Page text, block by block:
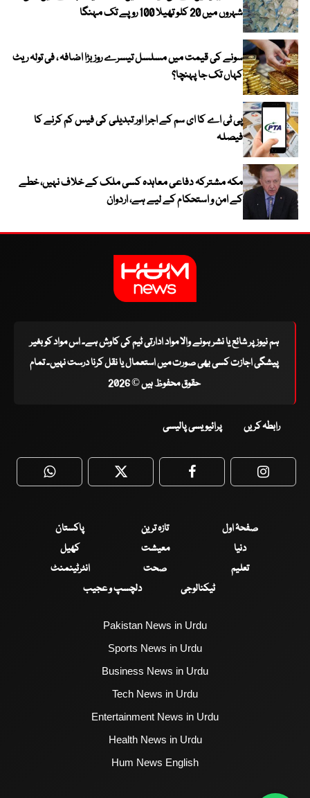
شہروں میں 20 کلو تھیلا 100 روپے تک مہنگا
سونے کی قیمت میں مسلسل تیسرے روز بڑا اضافہ ، فی تولہ ریٹ
کہاں تک جا پہنچا؟
پی ٹی اے کا ای سم کے اجرا اور تبدیلی کی فیس کم کرنے کا
فیصلہ
مکہ مشترکہ دفاعی معاہدہ کسی ملک کے خلاف نہیں، خطے
کے امن و استحکام کے لیے ہے، اردوان
ہم نیوز پر شائع یا نشر ہونے والا مواد ادارتی ٹیم کی کاوش ہے۔ اس مواد کو بغیر
پیشگی اجازت کسی بھی صورت میں استعمال یا نقل کرنا درست نہیں۔ تمام
حقوق محفوظ ہیں © 2026
رابطہ کریں پرائیویسی پالیسی
WhatsApp Twitter Facebook
صفحۂ اول تازہ ترین
پاکستان
دنیا
معیشت
کھیل
تعلیم
صحت
انٹرٹینمنٹ
ٹیکنالوجی
دلچسپ و عجیب
Pakistan News in Urdu
Sports News in Urdu
Business News in Urdu
Tech News in Urdu
Entertainment News in Urdu
Health News in Urdu
Hum News English